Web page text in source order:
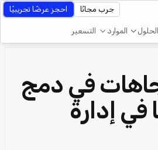
الحلول الموارد التسعير
جرب مجانًا احجز عرضًا تجريبيًا
في دمج
في إدارة